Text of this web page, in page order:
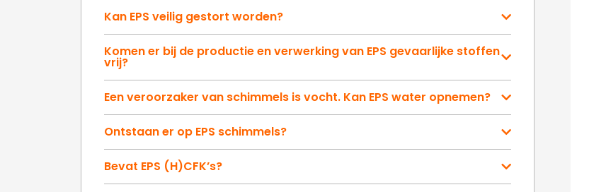
Kan EPS veilig gestort worden?
Komen er bij de productie en verwerking van EPS gevaarlijke stoffen
vrij?
Een veroorzaker van schimmels is vocht. Kan EPS water opnemen?
Ontstaan er op EPS schimmels?
Bevat EPS (H)CFK’s?